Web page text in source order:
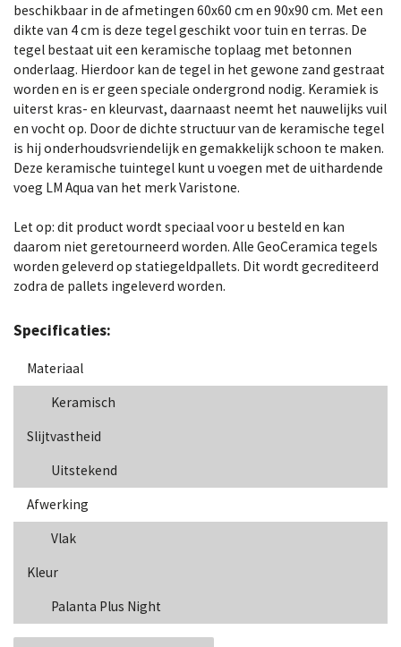
beschikbaar in de afmetingen 60x60 cm en 90x90 cm. Met een
dikte van 4 cm is deze tegel geschikt voor tuin en terras. De
tegel bestaat uit een keramische toplaag met betonnen
onderlaag. Hierdoor kan de tegel in het gewone zand gestraat
worden en is er geen speciale ondergrond nodig. Keramiek is
uiterst kras- en kleurvast, daarnaast neemt het nauwelijks vuil
en vocht op. Door de dichte structuur van de keramische tegel
is hij onderhoudsvriendelijk en gemakkelijk schoon te maken.
Deze keramische tuintegel kunt u voegen met de uithardende
voeg LM Aqua van het merk Varistone.
Let op: dit product wordt speciaal voor u besteld en kan
daarom niet geretourneerd worden. Alle GeoCeramica tegels
worden geleverd op statiegeldpallets. Dit wordt gecrediteerd
zodra de pallets ingeleverd worden.
Specificaties:
Materiaal
Keramisch
Slijtvastheid
Uitstekend
Afwerking
Vlak
Kleur
Palanta Plus Night